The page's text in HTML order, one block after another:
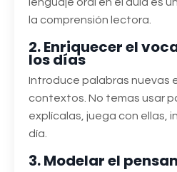
lenguaje oral en el aula es
la comprensión lectora.
2. Enriquecer el
los días
Introduce palabras nuevas
contextos. No temas usar
explícalas, juega con ellas,
día.
3. Modelar el